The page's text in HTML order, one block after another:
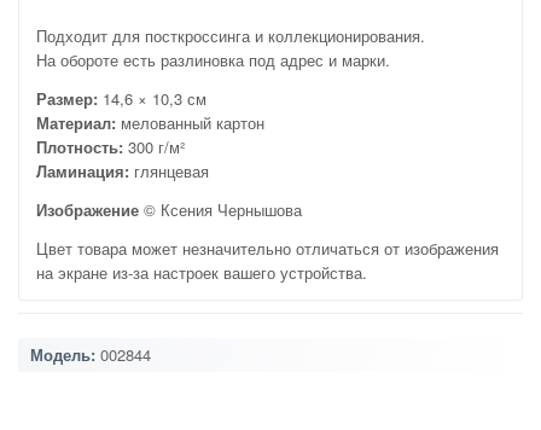
Подходит для посткроссинга и коллекционирования.
На обороте есть разлиновка под адрес и марки.
Размер: 14,6 × 10,3 см
Материал: мелованный картон
Плотность: 300 г/м²
Ламинация: глянцевая
Изображение © Ксения Чернышова
Цвет товара может незначительно отличаться от изображения
на экране из-за настроек вашего устройства.
Модель: 002844